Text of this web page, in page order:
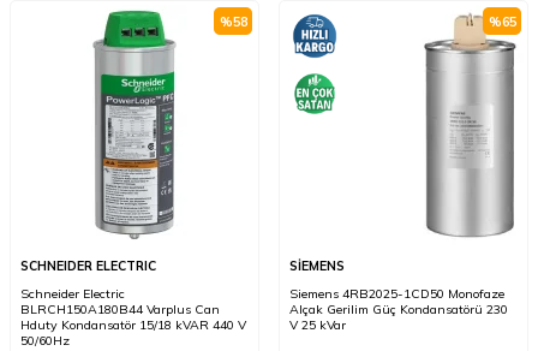
%58
SCHNEIDER ELECTRIC
Schneider Electric
BLRCH150A180B44 Varplus Can
Hduty Kondansatör 15/18 kVAR 440 V
50/60Hz
%65
SİEMENS
Siemens 4RB2025-1CD50 Monofaze
Alçak Gerilim Güç Kondansatörü 230
V 25 kVar